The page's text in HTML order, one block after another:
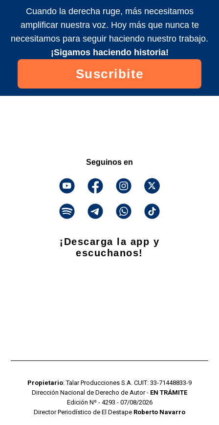
Cuando la derecha ruge, más necesitamos
amplificar nuestra voz. Hoy más que nunca te
necesitamos para seguir haciendo nuestro trabajo.
¡Sigamos haciendo historia!
Suscribite
Seguinos en
¡Descarga la app y
escuchanos!
Propietario: Talar Producciones S.A. CUIT: 33-71448833-9
Dirección Nacional de Derecho de Autor - EN TRÁMITE
Edición Nº - 4293 - 07/08/2026
Director Periodístico de El Destape Roberto Navarro